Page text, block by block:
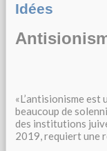
Idées
«L’antisionisme est
beaucoup de
des institutions
2019, requiert une